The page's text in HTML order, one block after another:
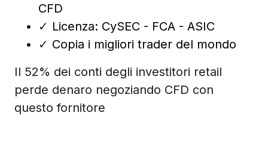
CFD
✓ Licenza: CySEC - FCA - ASIC
✓ Copia i migliori trader del mondo
Il 52% dei conti degli investitori retail
perde denaro negoziando CFD con
questo fornitore